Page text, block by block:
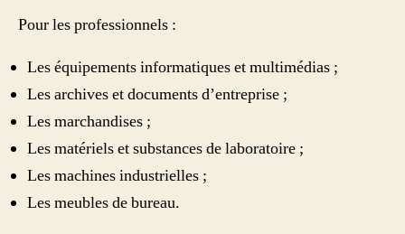
Pour les professionnels :
Les équipements informatiques et multimédias ;
Les archives et documents d’entreprise ;
Les marchandises ;
Les matériels et substances de laboratoire ;
Les machines industrielles ;
Les meubles de bureau.